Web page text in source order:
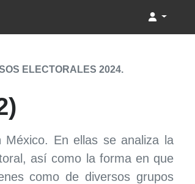
ELECTORALES 2024.
En ellas se analiza la
así como la forma en que
como de diversos grupos